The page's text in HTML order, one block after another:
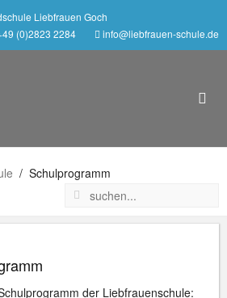
Liebfrauen Goch
(0)2823 2284
info@liebfrauen-schule.de
Schulprogramm
der Liebfrauenschule: